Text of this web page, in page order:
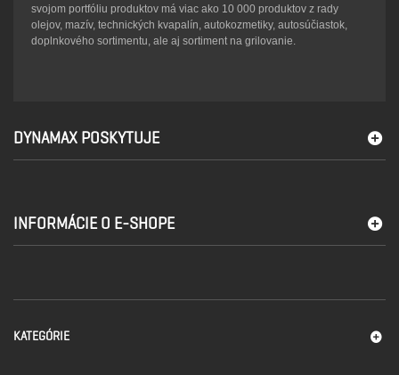
svojom portfóliu produktov má viac ako 10 000 produktov z rady
olejov, mazív, technických kvapalín, autokozmetiky, autosúčiastok,
doplnkového sortimentu, ale aj sortiment na grilovanie.
DYNAMAX POSKYTUJE
INFORMÁCIE O E-SHOPE
KATEGÓRIE